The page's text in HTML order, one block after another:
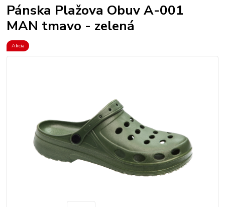
Pánska Plažova Obuv A-001
MAN tmavo - zelená
Akcia